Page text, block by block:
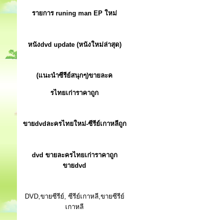
รายการ runing man EP ใหม่
หนังdvd update (หนังใหม่ล่าสุด)
(แนะนำซีรีย์สนุกๆ)ขายละค
รไทยเก่าราคาถูก
ขายdvdละครไทยใหม่-ซีรีย์เกาหลีถูก
dvd ขายละครไทยเก่าราคาถูก
ขายdvd
DVD,ขายซีรีย์, ซีรีย์เกาหลี,ขายซีรีย์
เกาหลี